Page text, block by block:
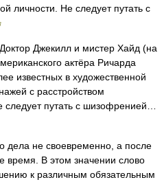
личности. Не следует путать с
Джекилл и мистер Хайд (на
актёра Ричарда
известных в художественной
с расстройством
путать с шизофренией…
дела не своевременно, а после
время. В этом значении слово
к различным обязательным